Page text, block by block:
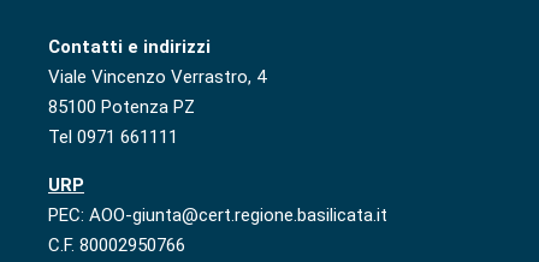
Contatti e indirizzi
Viale Vincenzo Verrastro, 4
85100 Potenza PZ
Tel 0971 661111
URP
PEC: AOO-giunta@cert.regione.basilicata.it
C.F. 80002950766